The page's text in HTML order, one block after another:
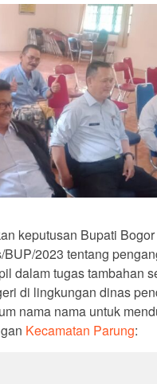
keputusan Bupati
BUP/2023 tentang
dalam tugas tambahan
di lingkungan dinas
nama nama untuk
Kecamatan Parung: